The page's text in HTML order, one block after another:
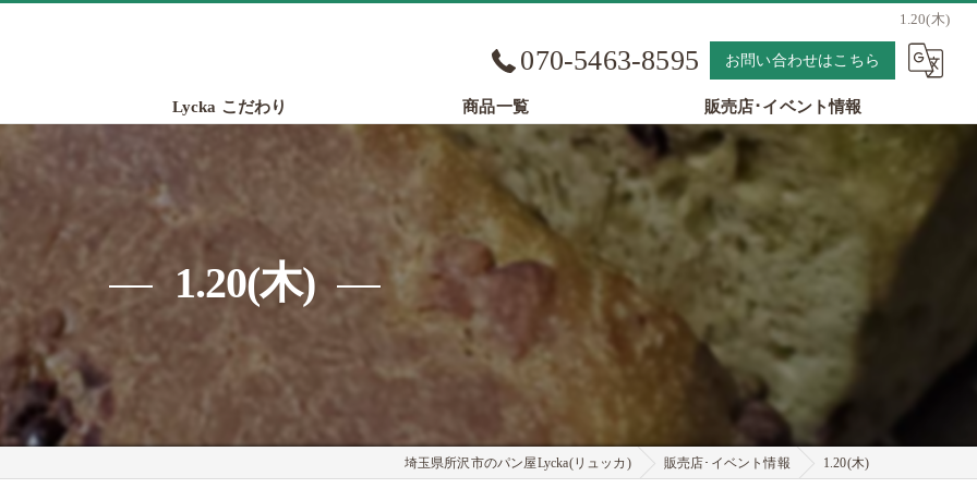
1.20(木)
070-5463-8595 お問い合わせはこちら
Lycka こだわり 商品一覧 販売店･イベント情報
1.20(木)
埼玉県所沢市のパン屋Lycka(リュッカ) 販売店･イベント情報 1.20(木)